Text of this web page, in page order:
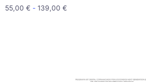
55,00 € - 139,00 €